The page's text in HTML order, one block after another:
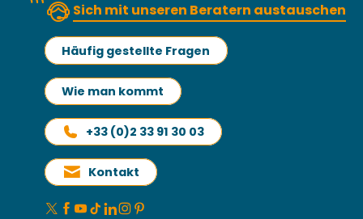
Sich mit unseren Beratern austauschen
Häufig gestellte Fragen
Wie man kommt
+33 (0)2 33 91 30 03
Kontakt